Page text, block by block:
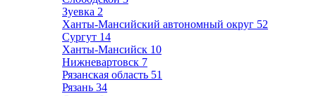
Зуевка 2
Ханты-Мансийский автономный округ 52
Сургут 14
Ханты-Мансийск 10
Нижневартовск 7
Рязанская область 51
Рязань 34